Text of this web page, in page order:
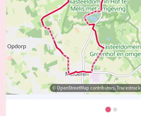
© OpenStreetMap contributors, Tracestrack